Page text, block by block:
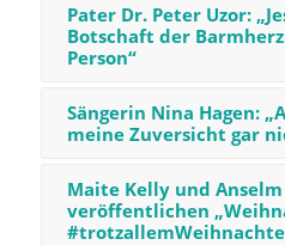
Pater Dr. Peter Uzor:
Botschaft der
Person“
Sängerin Nina Hagen:
meine Zuversicht gar
Maite Kelly und
veröffentlichen